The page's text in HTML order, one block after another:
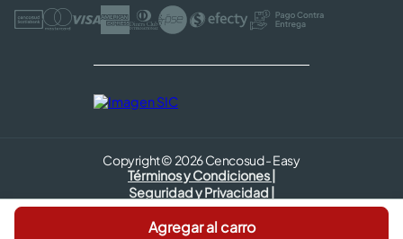
Agregar al carro
Copyright © 2026 Cencosud - Easy
Términos y Condiciones |
Seguridad y Privacidad |
Código de ética